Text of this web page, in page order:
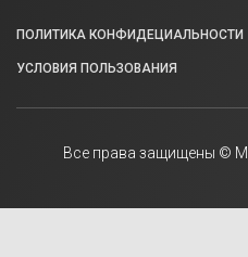
ПОЛИТИКА КОНФИДЕЦИАЛЬНОСТИ
УСЛОВИЯ ПОЛЬЗОВАНИЯ
Все права защищены ©